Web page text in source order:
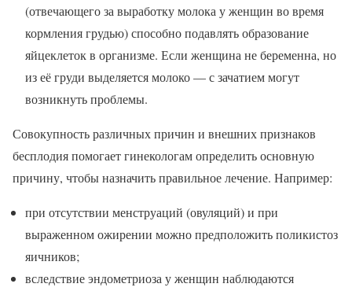
(отвечающего за выработку молока у женщин во время
кормления грудью) способно подавлять образование
яйцеклеток в организме. Если женщина не беременна, но
из её груди выделяется молоко — с зачатием могут
возникнуть проблемы.
Совокупность различных причин и внешних признаков
бесплодия помогает гинекологам определить основную
причину, чтобы назначить правильное лечение. Например:
при отсутствии менструаций (овуляций) и при
выраженном ожирении можно предположить поликистоз
яичников;
вследствие эндометриоза у женщин наблюдаются